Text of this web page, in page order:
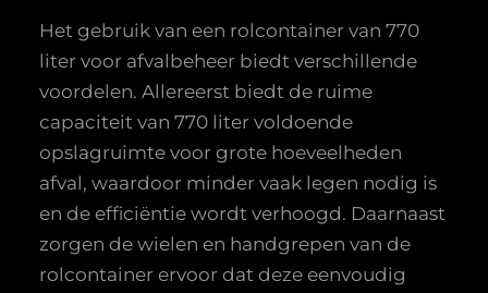
Het gebruik van een rolcontainer van 770
liter voor afvalbeheer biedt verschillende
voordelen. Allereerst biedt de ruime
capaciteit van 770 liter voldoende
opslagruimte voor grote hoeveelheden
afval, waardoor minder vaak legen nodig is
en de efficiëntie wordt verhoogd. Daarnaast
zorgen de wielen en handgrepen van de
rolcontainer ervoor dat deze eenvoudig